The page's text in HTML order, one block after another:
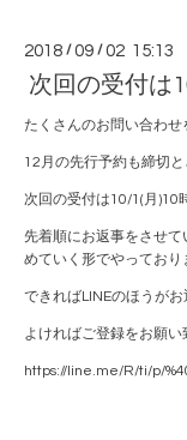
2018 /09 /02 15:13
次回の受付は
たくさんのお問い合わせ
12月の先行予約も締切と
次回の受付は10/1(月)10
先着順にお返事をさせ
めていく形でやっており
できればLINEのほうがお
よければご登録をお願い
https://line.me/R/ti/p/